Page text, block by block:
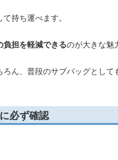
持ち運べます。
負担を軽減できるのが大きな魅
ん、普段のサブバッグとして
必ず確認